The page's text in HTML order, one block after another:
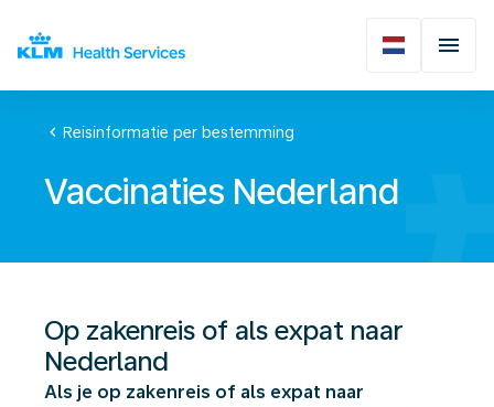
chevron_left Reisinformatie per bestemming
Vaccinaties Nederland
Op zakenreis of als expat naar
Nederland
Als je op zakenreis of als expat naar